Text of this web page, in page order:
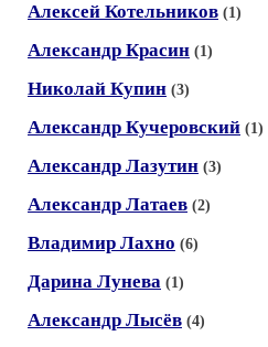
Алексей Котельников (1)
Александр Красин (1)
Николай Купин (3)
Александр Кучеровский (1)
Александр Лазутин (3)
Александр Латаев (2)
Владимир Лахно (6)
Дарина Лунева (1)
Александр Лысёв (4)